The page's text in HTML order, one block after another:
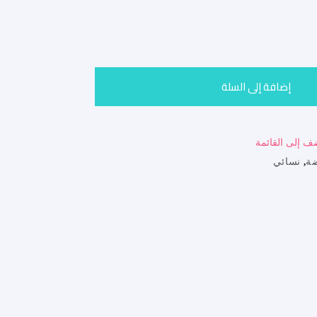
إضافة إلى السلة
إلى القائمة
, نسائي